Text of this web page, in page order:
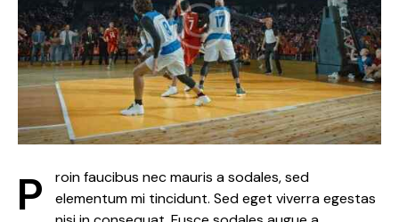
Proin faucibus nec mauris a sodales, sed
elementum mi tincidunt. Sed eget viverra egestas